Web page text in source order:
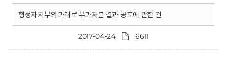
행정자치부의 과태료 부과처분 결과 공표에 관한 건
2017-04-24 6611